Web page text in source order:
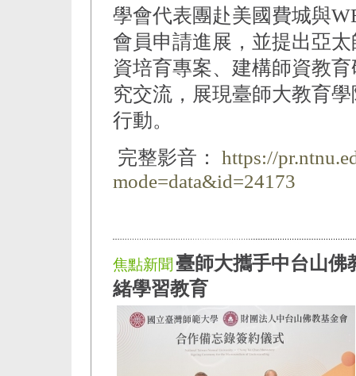
學會代表團赴美國費城與
會員申請進展，並提出亞
資培育專案、建構師資教
究交流，展現臺師大教育
行動。
完整影音：
https://
mode=data&id=24173
焦點新聞臺師大攜手中台山佛
緒學習教育